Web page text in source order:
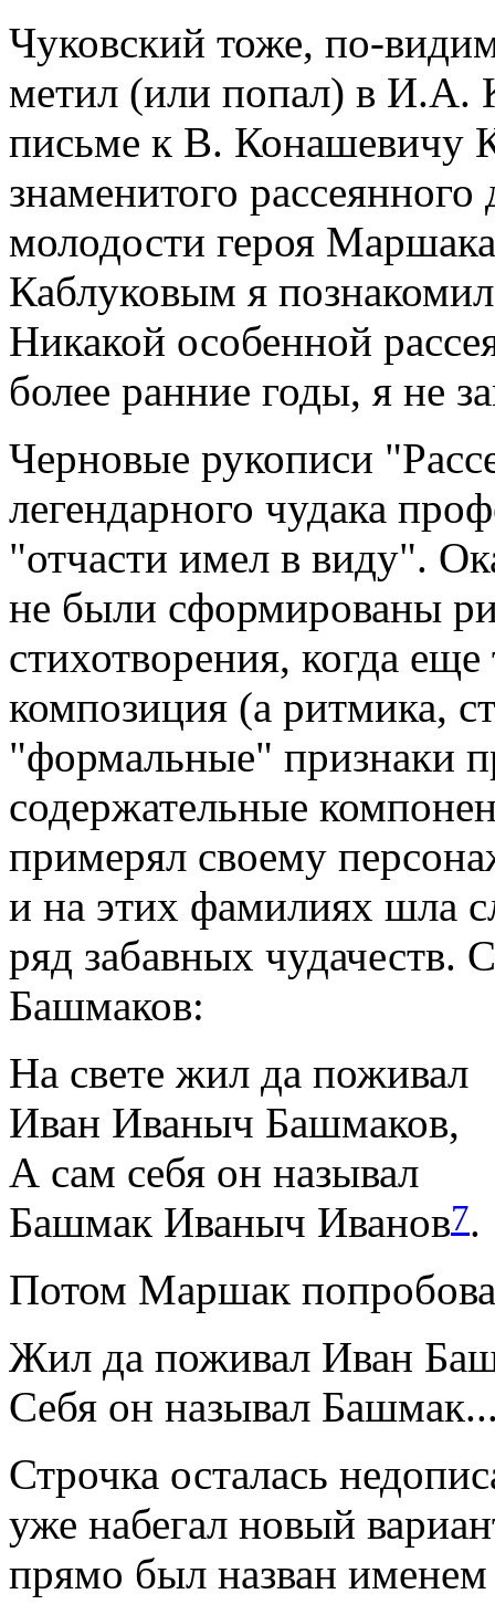
Чуковский тоже, по-
метил (или попал) в И.А.
письме к В. Конашевичу
знаменитого
молодости героя
Каблуковым я
Никакой особенной
более ранние годы, я не
Черновые рукописи
легендарного чудака
"отчасти имел в виду".
не были сформированы
стихотворения, когда
композиция (а ритмика,
"формальные" признаки
содержательные
примерял своему
и на этих фамилиях шла
ряд забавных чудачеств.
Башмаков:
На свете жил да поживал
Иван Иваныч Башмаков,
А сам себя он называл
Башмак Иваныч Иванов7.
Потом Маршак
Жил да поживал Иван
Себя он называл
Строчка осталась
уже набегал новый
прямо был назван